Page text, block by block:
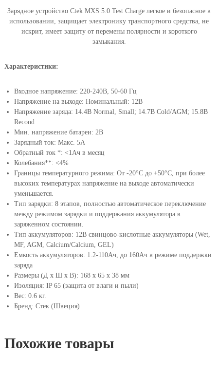
C
X
0
T
C
h
2
1
0
А
ч
Зарядное устройство Ctek MXS 5.0 Test Charge легкое и безопасное в
использовании, защищает электронику транспортного средства, не
искрит, имеет защиту от перемены полярности и короткого
замыкания.
Характеристики:
Входное напряжение: 220-240В, 50-60 Гц
Напряжение на выходе: Номинальный: 12В
Напряжение заряда: 14.4В Normal, Small; 14.7В Cold/AGM; 15.8B
Recond
Мин. напряжение батареи: 2В
Зарядный ток: Макс. 5А
Обратный ток *: <1Aч в месяц
Колебания**: <4%
Границы температурного режима: От -20°C до +50°C, при более
высоких температурах напряжение на выходе автоматически
уменьшается.
Тип зарядки: 8 этапов, полностью автоматическое переключение
между режимом зарядки и поддержания аккумулятора в
заряженном состоянии.
Тип аккумуляторов: 12В свинцово-кислотные аккумуляторы (Wet,
MF, AGM, Calcium/Calcium, GEL)
Емкость аккумуляторов: 1.2-110Ач, до 160Aч в режиме поддержки
заряда
Размеры (Д х Ш х В): 168 x 65 x 38 мм
Изоляция: IP 65 (защита от влаги и пыли)
Вес: 0.6 кг.
Бренд: Стек (Швеция)
Похожие товары